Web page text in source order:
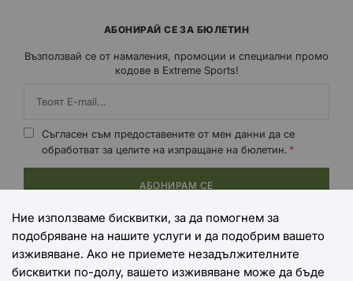
АБОНИРАЙ СЕ ЗА БЮЛЕТИН
Възползвай се от намаления, промоции и специални промо
кодове в Extreme Sports!
Съгласен съм предоставените от мен данни да се
обработват за целите на изпращане на бюлетин.
АБОНИРАМ СЕ
НАЧИНИ НА ПЛАЩАНЕ
Ние използваме бисквитки, за да помогнем за
подобряване на нашите услуги и да подобрим вашето
изживяване. Ако не приемете незадължителните
бисквитки по-долу, вашето изживяване може да бъде